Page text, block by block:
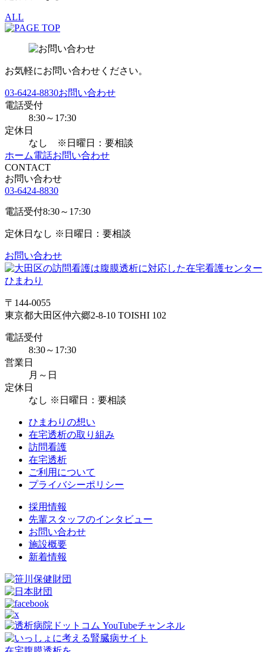
ALL
お気軽にお問い合わせください。
03-6424-8830お問い合わせ
電話受付
8:30～17:30
定休日
なし ※日曜日：要相談
ホーム電話お問い合わせ
CONTACT
お問い合わせ
03-6424-8830
電話受付8:30～17:30
定休日 なし ※日曜日：要相談
お問い合わせ
〒144-0055
東京都大田区仲六郷2-8-10 TOISHI 102
電話受付
8:30～17:30
営業日
月～日
定休日
なし ※日曜日：要相談
ひまわりの想い
在宅透析の取り組み
訪問看護
在宅透析
ご利用について
プライバシーポリシー
採用情報
先輩スタッフのインタビュー
お問い合わせ
施設概要
新着情報